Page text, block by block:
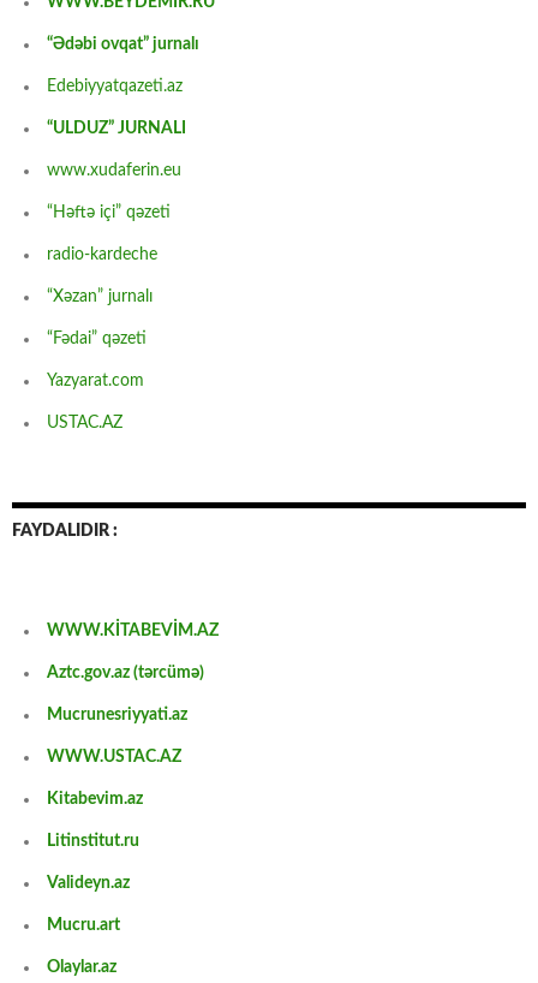
“Ədəbi ovqat” jurnalı
Edebiyyatqazeti.az
“ULDUZ” JURNALI
www.xudaferin.eu
“Həftə içi” qəzeti
radio-kardeche
“Xəzan” jurnalı
“Fədai” qəzeti
Yazyarat.com
USTAC.AZ
FAYDALIDIR :
WWW.KİTABEVİM.AZ
Aztc.gov.az (tərcümə)
Mucrunesriyyati.az
WWW.USTAC.AZ
Kitabevim.az
Litinstitut.ru
Valideyn.az
Mucru.art
Olaylar.az